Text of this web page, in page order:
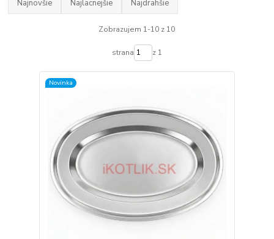
Najnovšie Najlacnejšie Najdrahšie
Zobrazujem 1-10 z 10
strana z 1
Novinka